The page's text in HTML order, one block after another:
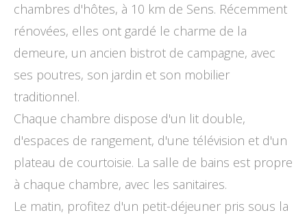
chambres d'hôtes, à 10 km de Sens. Récemment
rénovées, elles ont gardé le charme de la
demeure, un ancien bistrot de campagne, avec
ses poutres, son jardin et son mobilier
traditionnel.
Chaque chambre dispose d'un lit double,
d'espaces de rangement, d'une télévision et d'un
plateau de courtoisie. La salle de bains est propre
à chaque chambre, avec les sanitaires.
Le matin, profitez d'un petit-déjeuner pris sous la